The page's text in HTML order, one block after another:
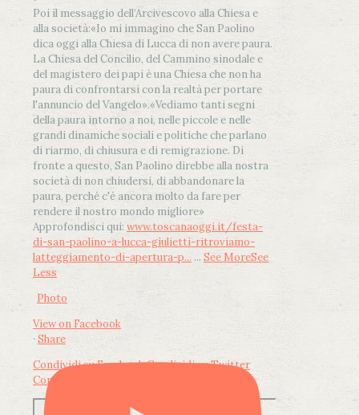
Poi il messaggio dell’Arcivescovo alla Chiesa e
alla società:«Io mi immagino che San Paolino
dica oggi alla Chiesa di Lucca di non avere paura.
La Chiesa del Concilio, del Cammino sinodale e
del magistero dei papi è una Chiesa che non ha
paura di confrontarsi con la realtà per portare
l'annuncio del Vangelo».«Vediamo tanti segni
della paura intorno a noi, nelle piccole e nelle
grandi dinamiche sociali e politiche che parlano
di riarmo, di chiusura e di remigrazione. Di
fronte a questo, San Paolino direbbe alla nostra
società di non chiudersi, di abbandonare la
paura, perché c'è ancora molto da fare per
rendere il nostro mondo migliore»
Approfondisci qui: www.toscanaoggi.it/festa-
di-san-paolino-a-lucca-giulietti-ritroviamo-
latteggiamento-di-apertura-p... ... See MoreSee
Less
Photo
View on Facebook
· Share
Condividi su FacebookCondividi su Twitter
Condividi su LinkedIn